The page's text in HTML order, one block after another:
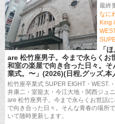
最終
なに
King
「
are 松竹座男子。今まで永らくお
和室の楽屋で向き合った日々。
業式。〜」(2026)(日程,グッズ,本
松竹座卒業式 SUPER EIGHT・WEST.
井康二・室龍太・今江大地・関西ジュ
are 松竹座男子。今まで永らくお世話
で向き合った日々。そんな青春の場所
いて随時更新します。